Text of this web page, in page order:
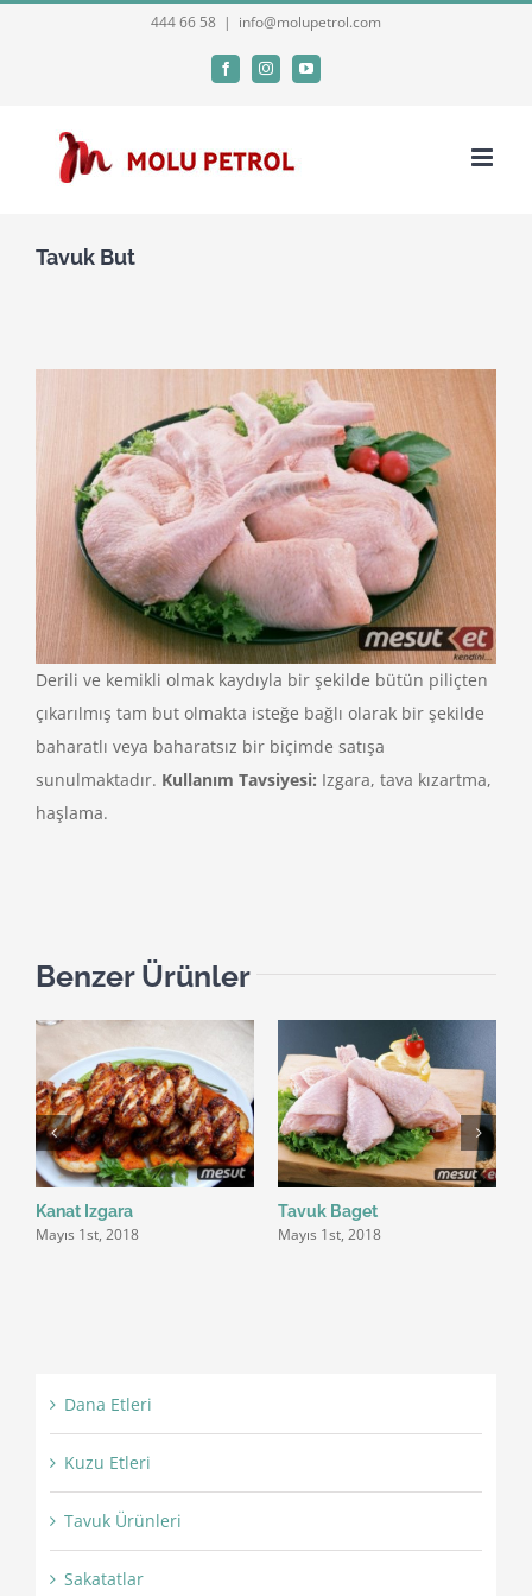
444 66 58 | info@molupetrol.com
FacebookInstagramYouTube
Tavuk But
Derili ve kemikli olmak kaydıyla bir şekilde bütün piliçten
çıkarılmış tam but olmakta isteğe bağlı olarak bir şekilde
baharatlı veya baharatsız bir biçimde satışa
sunulmaktadır. Kullanım Tavsiyesi: Izgara, tava kızartma,
haşlama.
Benzer Ürünler
Kanat Izgara
Mayıs 1st, 2018
Tavuk Baget
Mayıs 1st, 2018
Dana Etleri
Kuzu Etleri
Tavuk Ürünleri
Sakatatlar